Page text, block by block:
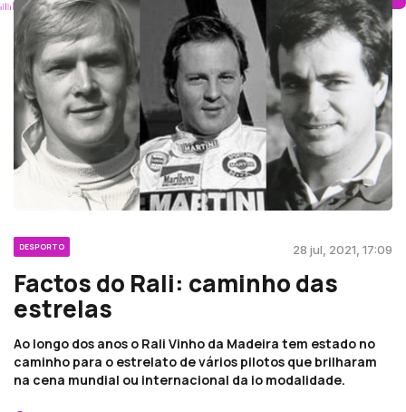
DESPORTO 28 jul, 2021, 17:09
Factos do Rali: caminho das
estrelas
Ao longo dos anos o Rali Vinho da Madeira tem estado no
caminho para o estrelato de vários pilotos que brilharam
na cena mundial ou internacional da io modalidade.